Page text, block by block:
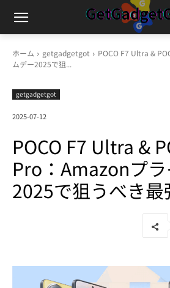
ホーム getgadgetgot
POCO F7 Ultra &
ムデー2025で狙...
getgadgetgot
2025-07-12
POCO F7 Ultra &
Pro：Amazonプ
2025で狙うべき最